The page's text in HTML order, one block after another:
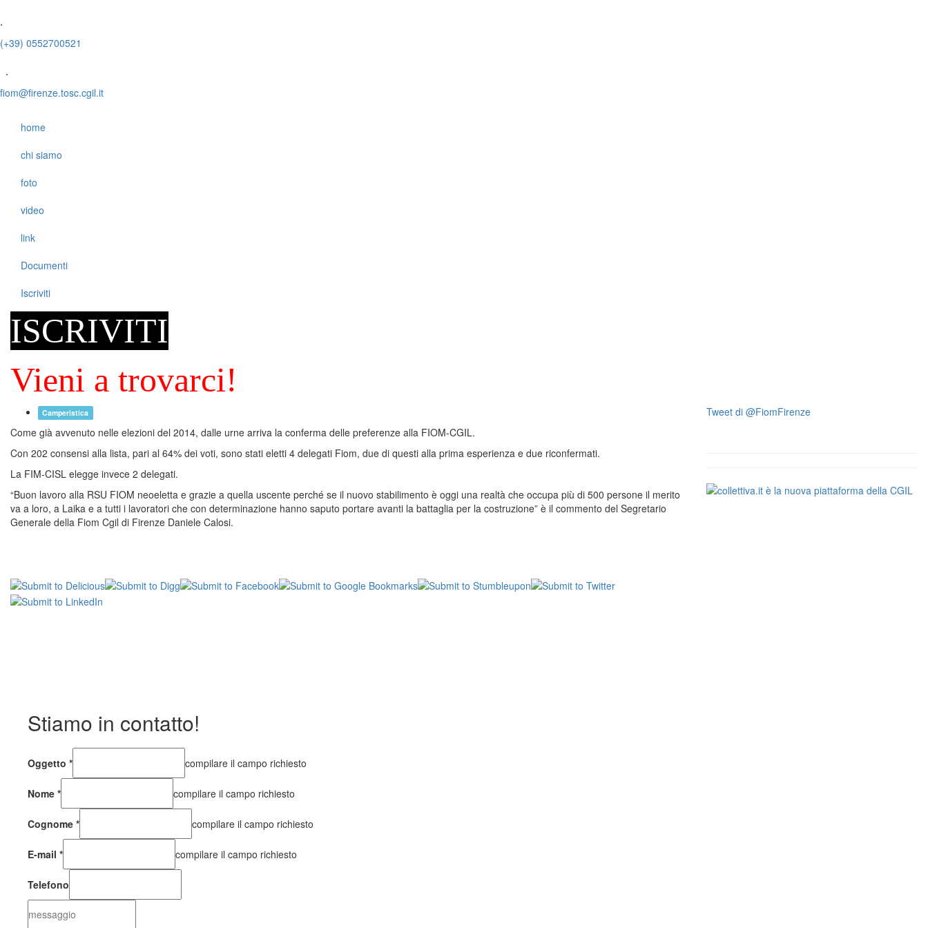
.
(+39) 0552700521
.
fiom@firenze.tosc.cgil.it
home
chi siamo
foto
video
link
Documenti
Iscriviti
ISCRIVITI
Vieni a trovarci!
Camperistica
Come già avvenuto nelle elezioni del 2014, dalle urne arriva la conferma delle preferenze alla FIOM-CGIL.
Con 202 consensi alla lista, pari al 64% dei voti, sono stati eletti 4 delegati Fiom, due di questi alla prima esperienza e due riconfermati.
La FIM-CISL elegge invece 2 delegati.
“Buon lavoro alla RSU FIOM neoeletta e grazie a quella uscente perché se il nuovo stabilimento è oggi una realtà che occupa più di 500 persone il merito
va a loro, a Laika e a tutti i lavoratori che con determinazione hanno saputo portare avanti la battaglia per la costruzione” è il commento del Segretario
Generale della Fiom Cgil di Firenze Daniele Calosi.
Stiamo in contatto!
Oggetto * compilare il campo richiesto
Nome * compilare il campo richiesto
Cognome * compilare il campo richiesto
E-mail * compilare il campo richiesto
Telefono
Tweet di @FiomFirenze